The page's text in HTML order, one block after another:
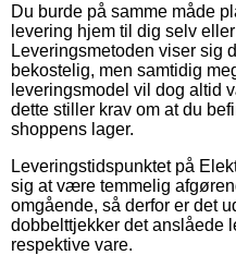
Du burde på samme måde
levering hjem til dig selv
Leveringsmetoden viser sig
bekostelig, men samtidig
leveringsmodel vil dog altid
dette stiller krav om at du
shoppens lager.
Leveringstidspunktet på
sig at være temmelig
omgående, så derfor er det
dobbelttjekker det anslåede
respektive vare.